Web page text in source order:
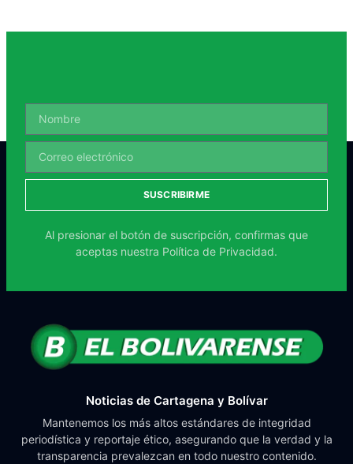
SUSCRIBIRME
Al presionar el botón de suscripción, confirmas que
aceptas nuestra Política de Privacidad.
Noticias de Cartagena y Bolívar
Mantenemos los más altos estándares de integridad
periodística y reportaje ético, asegurando que la verdad y la
transparencia prevalezcan en todo nuestro contenido.